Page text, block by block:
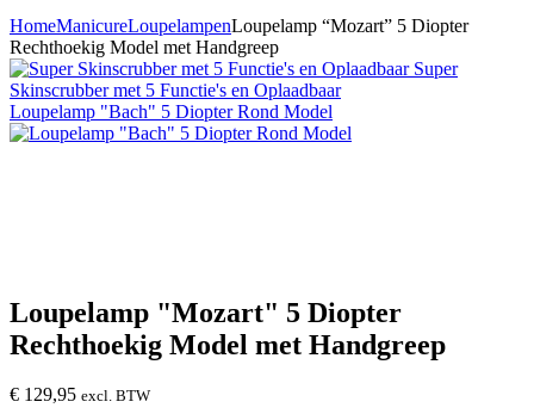
HomeManicureLoupelampenLoupelamp “Mozart” 5 Diopter
Rechthoekig Model met Handgreep
Super
Skinscrubber met 5 Functie's en Oplaadbaar
Loupelamp "Bach" 5 Diopter Rond Model
Loupelamp "Mozart" 5 Diopter
Rechthoekig Model met Handgreep
€ 129,95 excl. BTW